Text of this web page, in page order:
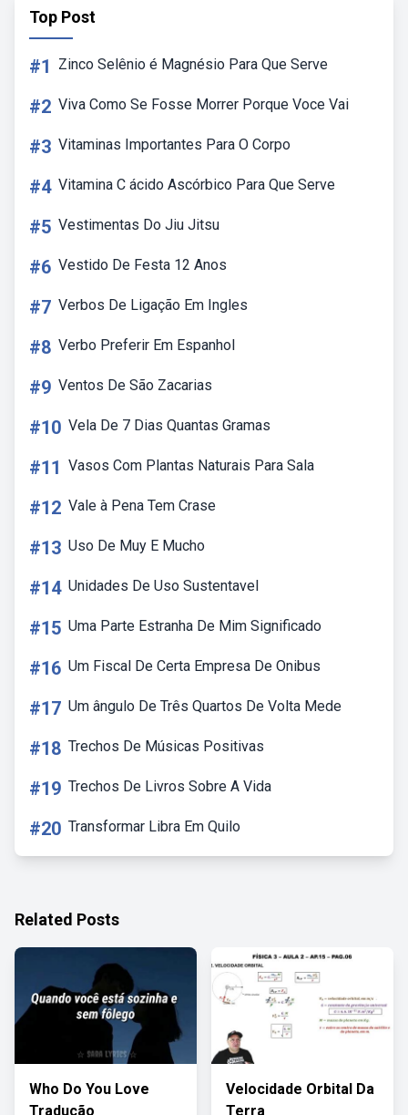
Top Post
#1 Zinco Selênio é Magnésio Para Que Serve
#2 Viva Como Se Fosse Morrer Porque Voce Vai
#3 Vitaminas Importantes Para O Corpo
#4 Vitamina C ácido Ascórbico Para Que Serve
#5 Vestimentas Do Jiu Jitsu
#6 Vestido De Festa 12 Anos
#7 Verbos De Ligação Em Ingles
#8 Verbo Preferir Em Espanhol
#9 Ventos De São Zacarias
#10 Vela De 7 Dias Quantas Gramas
#11 Vasos Com Plantas Naturais Para Sala
#12 Vale à Pena Tem Crase
#13 Uso De Muy E Mucho
#14 Unidades De Uso Sustentavel
#15 Uma Parte Estranha De Mim Significado
#16 Um Fiscal De Certa Empresa De Onibus
#17 Um ângulo De Três Quartos De Volta Mede
#18 Trechos De Músicas Positivas
#19 Trechos De Livros Sobre A Vida
#20 Transformar Libra Em Quilo
Related Posts
Who Do You Love
Tradução
Velocidade Orbital Da
Terra